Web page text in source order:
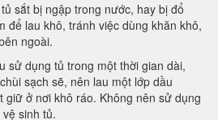
sắt bị ngập trong nước, hay bị đổ
để lau khô, tránh việc dùng khăn khô,
ngoài.
sử dụng tủ trong một thời gian dài,
sạch sẽ, nên lau một lớp dầu
giữ ở nơi khô ráo. Không nên sử dụng
sinh tủ.